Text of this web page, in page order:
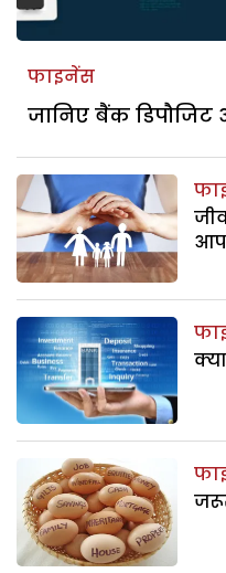
फाइनेंस
जानिए बैंक